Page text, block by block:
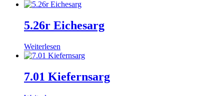
5.26r Eichesarg
Weiterlesen
7.01 Kiefernsarg